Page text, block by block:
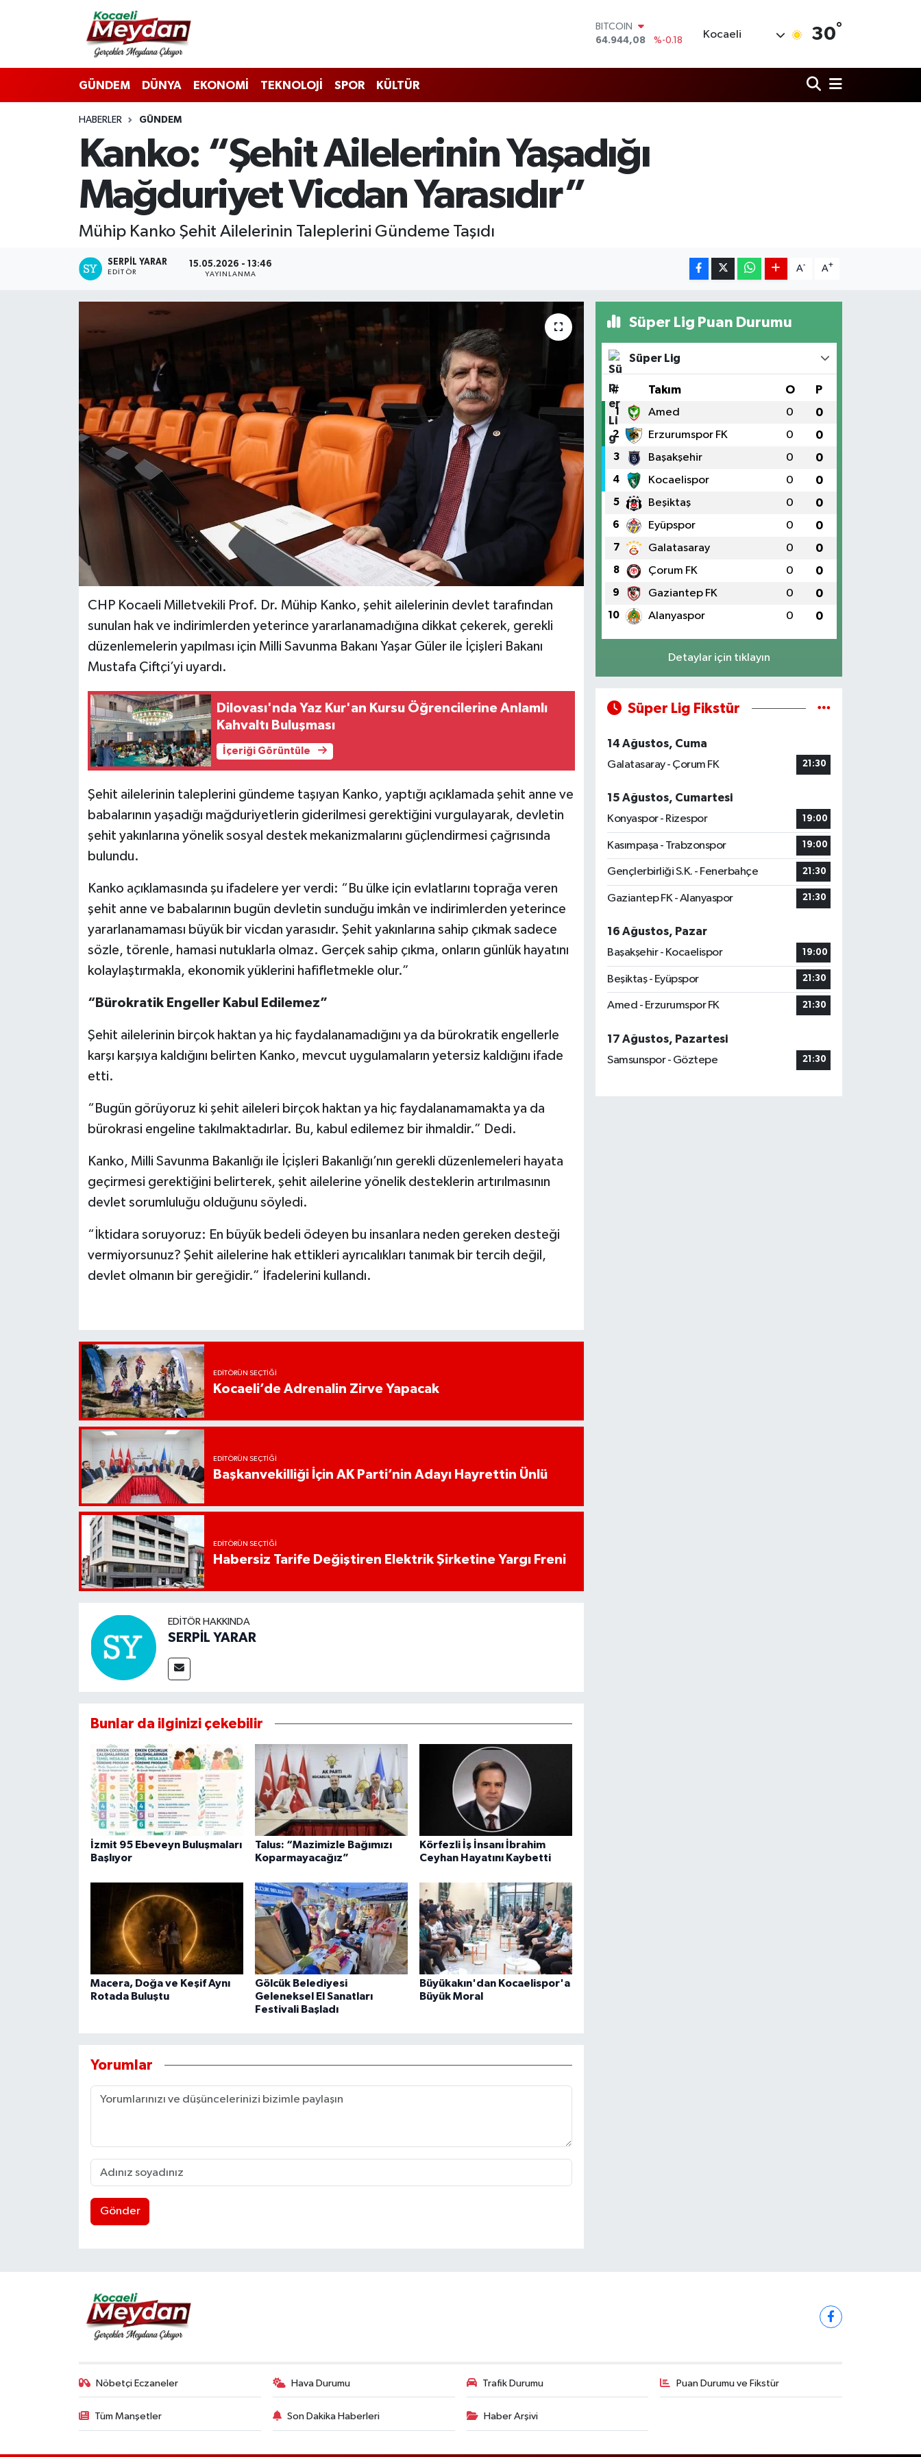
BITCOIN
64.944,08
%-0.18
47,7436
%0.18
GRAM ALTIN
6660.55
BİST100
Kocaeli 30°
GÜNDEM DÜNYA EKONOMİ TEKNOLOJİ SPOR KÜLTÜR
HABERLER GÜNDEM
Kanko: “Şehit Ailelerinin Yaşadığı
Mağduriyet Vicdan Yarasıdır”
Mühip Kanko Şehit Ailelerinin Taleplerini Gündeme Taşıdı
SERPİL YARAR
EDITÖR
15.05.2026 - 13:46
YAYINLANMA
A- A+
CHP Kocaeli Milletvekili Prof. Dr. Mühip Kanko, şehit ailelerinin devlet tarafından
sunulan hak ve indirimlerden yeterince yararlanamadığına dikkat çekerek, gerekli
düzenlemelerin yapılması için Milli Savunma Bakanı Yaşar Güler ile İçişleri Bakanı
Mustafa Çiftçi’yi uyardı.
Dilovası'nda Yaz Kur'an Kursu Öğrencilerine Anlamlı
Kahvaltı Buluşması
İçeriği Görüntüle
Şehit ailelerinin taleplerini gündeme taşıyan Kanko, yaptığı açıklamada şehit anne ve
babalarının yaşadığı mağduriyetlerin giderilmesi gerektiğini vurgulayarak, devletin
şehit yakınlarına yönelik sosyal destek mekanizmalarını güçlendirmesi çağrısında
bulundu.
Kanko açıklamasında şu ifadelere yer verdi: “Bu ülke için evlatlarını toprağa veren
şehit anne ve babalarının bugün devletin sunduğu imkân ve indirimlerden yeterince
yararlanamaması büyük bir vicdan yarasıdır. Şehit yakınlarına sahip çıkmak sadece
sözle, törenle, hamasi nutuklarla olmaz. Gerçek sahip çıkma, onların günlük hayatını
kolaylaştırmakla, ekonomik yüklerini hafifletmekle olur.”
“Bürokratik Engeller Kabul Edilemez”
Şehit ailelerinin birçok haktan ya hiç faydalanamadığını ya da bürokratik engellerle
karşı karşıya kaldığını belirten Kanko, mevcut uygulamaların yetersiz kaldığını ifade
etti.
“Bugün görüyoruz ki şehit aileleri birçok haktan ya hiç faydalanamamakta ya da
bürokrasi engeline takılmaktadırlar. Bu, kabul edilemez bir ihmaldir.” Dedi.
Kanko, Milli Savunma Bakanlığı ile İçişleri Bakanlığı’nın gerekli düzenlemeleri hayata
geçirmesi gerektiğini belirterek, şehit ailelerine yönelik desteklerin artırılmasının
devlet sorumluluğu olduğunu söyledi.
“İktidara soruyoruz: En büyük bedeli ödeyen bu insanlara neden gereken desteği
vermiyorsunuz? Şehit ailelerine hak ettikleri ayrıcalıkları tanımak bir tercih değil,
devlet olmanın bir gereğidir.” İfadelerini kullandı.
EDITÖRÜN SEÇTIĞI
Kocaeli’de Adrenalin Zirve Yapacak
EDITÖRÜN SEÇTIĞI
Başkanvekilliği İçin AK Parti’nin Adayı Hayrettin Ünlü
EDITÖRÜN SEÇTIĞI
Habersiz Tarife Değiştiren Elektrik Şirketine Yargı Freni
EDITÖR HAKKINDA
SERPİL YARAR
Bunlar da ilginizi çekebilir
İzmit 95 Ebeveyn Buluşmaları
Başlıyor
Talus: “Mazimizle Bağımızı
Koparmayacağız”
Körfezli İş İnsanı İbrahim
Ceyhan Hayatını Kaybetti
Macera, Doğa ve Keşif Aynı
Rotada Buluştu
Gölcük Belediyesi
Geleneksel El Sanatları
Festivali Başladı
Büyükakın'dan Kocaelispor'a
Büyük Moral
Yorumlar
Gönder
Süper Lig Puan Durumu
Süper Lig
# Takım O P
1 Amed 0 0
2 Erzurumspor FK 0 0
3 Başakşehir 0 0
4 Kocaelispor 0 0
5 Beşiktaş 0 0
6 Eyüpspor 0 0
7 Galatasaray 0 0
8 Çorum FK 0 0
9 Gaziantep FK 0 0
10 Alanyaspor 0 0
Detaylar için tıklayın
Süper Lig Fikstür
14 Ağustos, Cuma
Galatasaray - Çorum FK
21:30
15 Ağustos, Cumartesi
Konyaspor - Rizespor
19:00
Kasımpaşa - Trabzonspor 19:00
Gençlerbirliği S.K. - Fenerbahçe 21:30
Gaziantep FK - Alanyaspor 21:30
16 Ağustos, Pazar
Başakşehir - Kocaelispor
19:00
Beşiktaş - Eyüpspor 21:30
Amed - Erzurumspor FK 21:30
17 Ağustos, Pazartesi
Samsunspor - Göztepe
21:30
Nöbetçi Eczaneler Hava Durumu Trafik Durumu Puan Durumu ve Fikstür
Tüm Manşetler Son Dakika Haberleri Haber Arşivi
Nöbetçi Eczaneler
Hava Durumu
Trafik Durumu
Süper Lig Puan Durumu ve Fikstür
Tüm Manşetler
Son Dakika Haberleri
Haber Arşivi